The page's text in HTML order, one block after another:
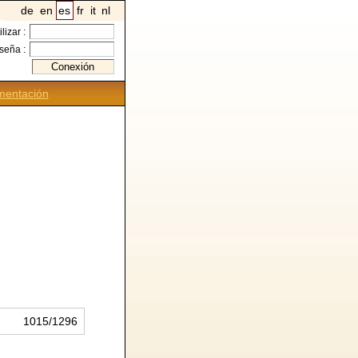
de en es fr it nl
:
:
1015/1296